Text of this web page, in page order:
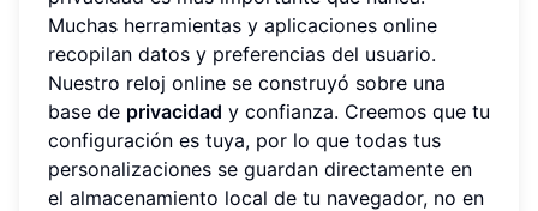
Muchas herramientas y aplicaciones online
recopilan datos y preferencias del usuario.
Nuestro reloj online se construyó sobre una
base de privacidad y confianza. Creemos que tu
configuración es tuya, por lo que todas tus
personalizaciones se guardan directamente en
el almacenamiento local de tu navegador, no en